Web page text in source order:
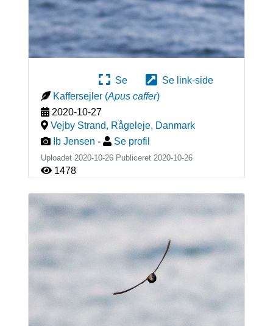
Se
Se link-side
Kaffersejler (Apus caffer)
2020-10-27
Vejby Strand, Rågeleje, Danmark
Ib Jensen - Se profil
Uploadet 2020-10-26 Publiceret 2020-10-26
1478